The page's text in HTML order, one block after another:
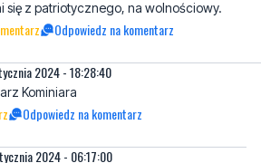
2024 - 18:28:40
Kominiara
2024 - 06:17:00